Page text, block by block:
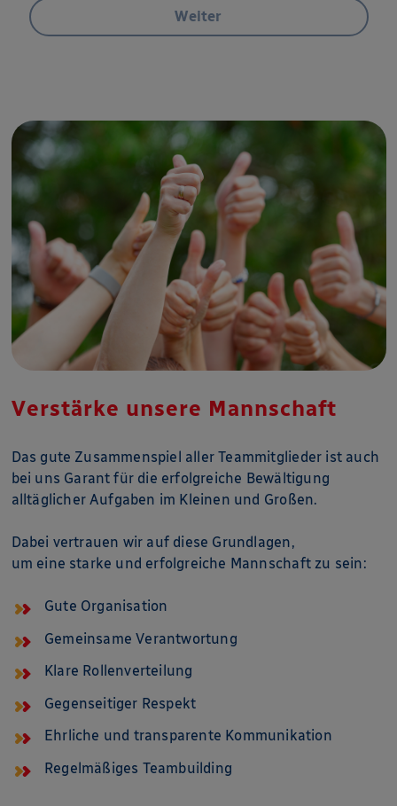
Weiter
Verstärke unsere Mannschaft
Das gute Zusammenspiel aller Teammitglieder ist auch
bei uns Garant für die erfolgreiche Bewältigung
alltäglicher Aufgaben im Kleinen und Großen.
Dabei vertrauen wir auf diese Grundlagen,
um eine starke und erfolgreiche Mannschaft zu sein:
Gute Organisation
Gemeinsame Verantwortung
Klare Rollenverteilung
Gegenseitiger Respekt
Ehrliche und transparente Kommunikation
Regelmäßiges Teambuilding